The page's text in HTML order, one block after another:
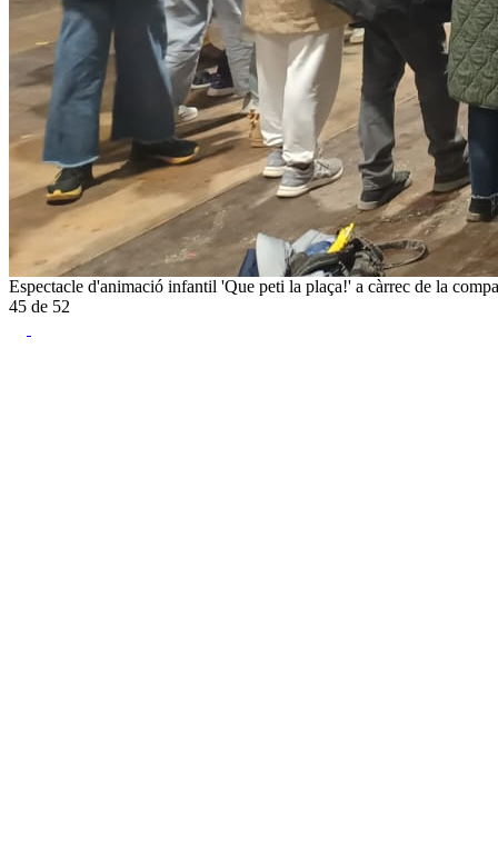
Espectacle d'animació infantil 'Que peti la plaça!' a càrrec de la
45 de 52